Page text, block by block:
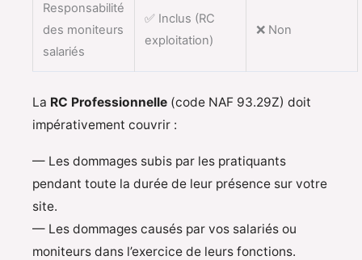
Responsabilité
des moniteurs
salariés
✅ Inclus (RC
exploitation)
❌ Non
La RC Professionnelle (code NAF 93.29Z) doit
impérativement couvrir :
— Les dommages subis par les pratiquants
pendant toute la durée de leur présence sur votre
site.
— Les dommages causés par vos salariés ou
moniteurs dans l’exercice de leurs fonctions.